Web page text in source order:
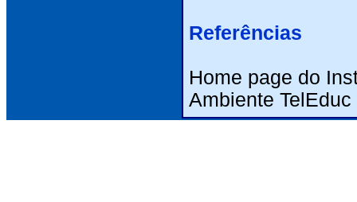
Referências
Home page do
Ambiente